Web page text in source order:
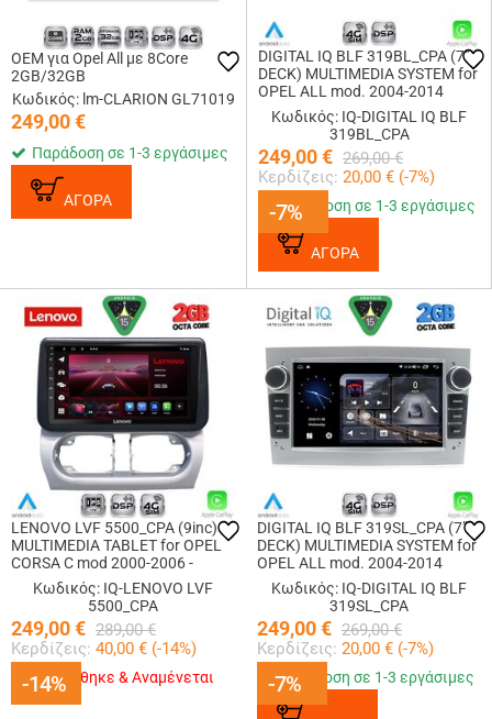
OEM για Opel All με 8Core
2GB/32GB
Κωδικός: lm-CLARION GL71019
249,00€
Παράδοση σε 1-3 εργάσιμες
ΑΓΟΡΑ -7%
DIGITAL IQ BLF 319BL_CPA (7"
DECK) MULTIMEDIA SYSTEM for
OPEL ALL mod. 2004-2014
(GLOSS BLACK)
Κωδικός: IQ-DIGITAL IQ BLF
319BL_CPA
249,00€ 269,00 €
Κερδίζεις: 20,00 € (-7%)
-7%
Παράδοση σε 1-3 εργάσιμες
ΑΓΟΡΑ
-14%
LENOVO LVF 5500_CPA (9inc)
MULTIMEDIA TABLET for OPEL
CORSA C mod 2000-2006 -
TIGRA mod. 2004-2009
Κωδικός: IQ-LENOVO LVF
5500_CPA
249,00€ 289,00 €
Κερδίζεις: 40,00 € (-14%)
-14%
Εξαντλήθηκε & Αναμένεται -7%
DIGITAL IQ BLF 319SL_CPA (7"
DECK) MULTIMEDIA SYSTEM for
OPEL ALL mod. 2004-2014
(SILVER)
Κωδικός: IQ-DIGITAL IQ BLF
319SL_CPA
249,00€ 269,00 €
Κερδίζεις: 20,00 € (-7%)
-7%
Παράδοση σε 1-3 εργάσιμες